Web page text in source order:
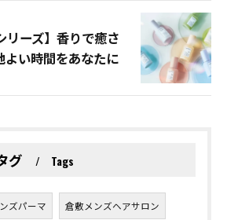
リーズ】香りで癒さ
い時間をあなたに
グ Tags
ズパーマ 倉敷メンズヘアサロン